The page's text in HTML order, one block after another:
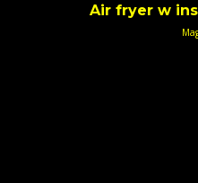
Air fryer w